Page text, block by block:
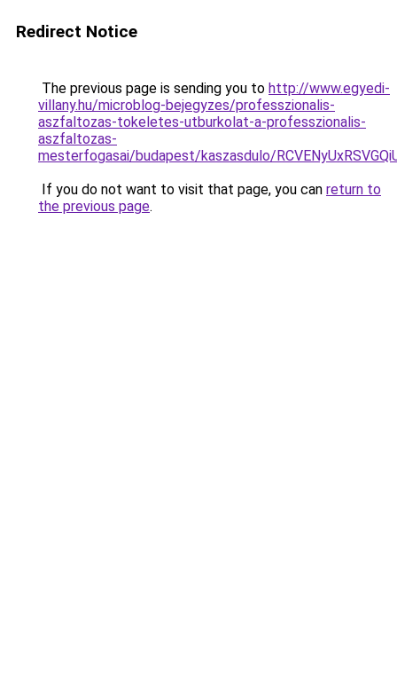
Redirect Notice
The previous page is sending you to http://www.egyedi-
villany.hu/microblog-bejegyzes/professzionalis-
aszfaltozas-tokeletes-utburkolat-a-professzionalis-
aszfaltozas-
mesterfogasai/budapest/kaszasdulo/
If you do not want to visit that page, you can return to
the previous page.